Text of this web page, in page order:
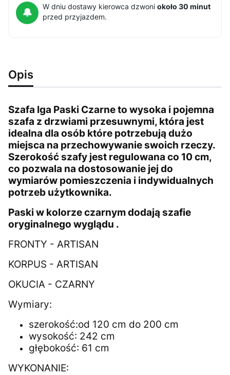
🔔
W dniu dostawy kierowca dzwoni około 30 minut
przed przyjazdem.
Opis
Szafa Iga Paski Czarne to wysoka i pojemna
szafa z drzwiami przesuwnymi, która jest
idealna dla osób które potrzebują dużo
miejsca na przechowywanie swoich rzeczy.
Szerokość szafy jest regulowana co 10 cm,
co pozwala na dostosowanie jej do
wymiarów pomieszczenia i indywidualnych
potrzeb użytkownika.
Paski w kolorze czarnym dodają szafie
oryginalnego wyglądu .
FRONTY - ARTISAN
KORPUS - ARTISAN
OKUCIA - CZARNY
Wymiary:
szerokość:od 120 cm do 200 cm
wysokość: 242 cm
głębokość: 61 cm
WYKONANIE: